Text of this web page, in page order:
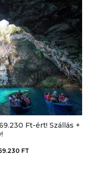
Ft-ért! Szállás +
FT